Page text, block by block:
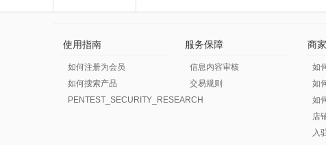
使用指南
如何注册为会员
如何搜索产品
PENTEST_SECURITY_RESEARCH
服务保障
信息内容审核
交易规则
商
如
如
如
店
入